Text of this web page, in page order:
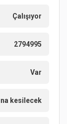
Çalışıyor
2794995
Var
kesilecek